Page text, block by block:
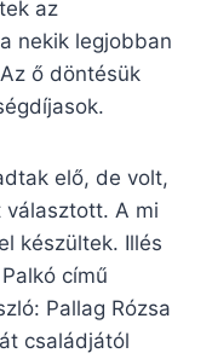
az
nekik legjobban
ő döntésük
elő, de volt,
választott. A mi
készültek. Illés
című
Pallag Rózsa
családjától